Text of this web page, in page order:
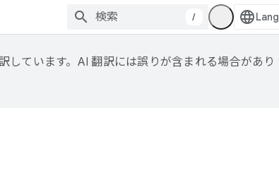
/
ています。AI 翻訳には誤りが含まれる場合があり